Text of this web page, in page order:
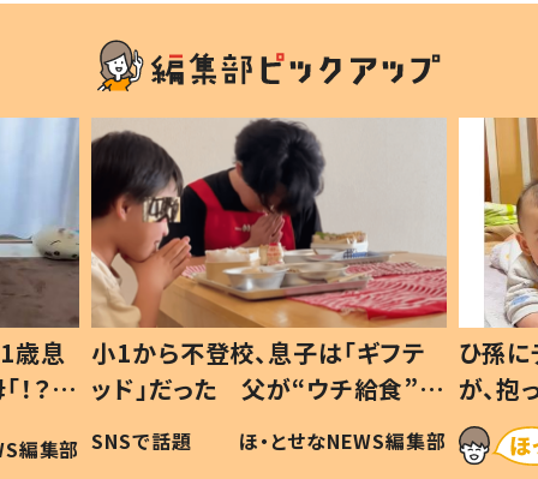
歳息
？」
編集部
小1から不登校、息子は「ギフテ
ッド」だった 父が“ウチ給食”を
作り続ける理由とは #令和の親
#令和の子
SNSで話題 ほ・とせなNEWS編集部
ひ孫
が、
「涙が
い」